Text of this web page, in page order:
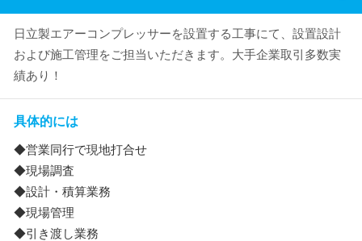
日立製エアーコンプレッサーを設置する工事にて、設置設計
および施工管理をご担当いただきます。大手企業取引多数実
績あり！
具体的には
◆営業同行で現地打合せ
◆現場調査
◆設計・積算業務
◆現場管理
◆引き渡し業務